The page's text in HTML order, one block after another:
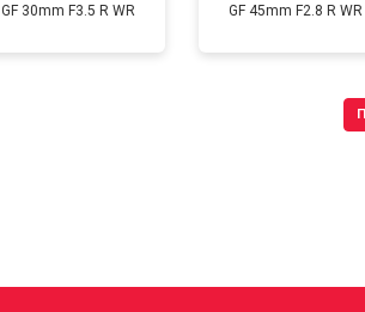
GF 30mm F3.5 R WR GF 45mm F2.8 R WR